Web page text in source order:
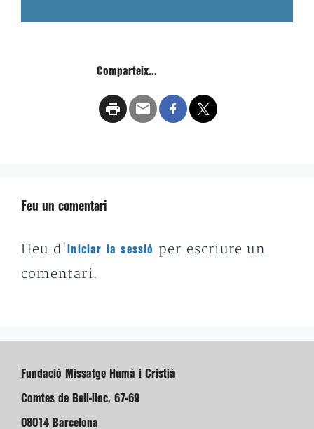
Comparteix...
Feu un comentari
Heu d'iniciar la sessió
per escriure un
comentari.
Fundació Missatge Humà i Cristià
Comtes de Bell-lloc, 67-69
08014 Barcelona